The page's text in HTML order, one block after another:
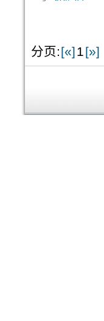
分页:[«]1[»]